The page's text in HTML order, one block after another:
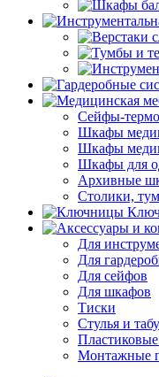
Сейфы-
Шкафы
Шкафы
Шкафы для
Архивные
Столики,
Для
Для
Для сейфов
Для шкафов
Тиски
Стулья и
Монтажные